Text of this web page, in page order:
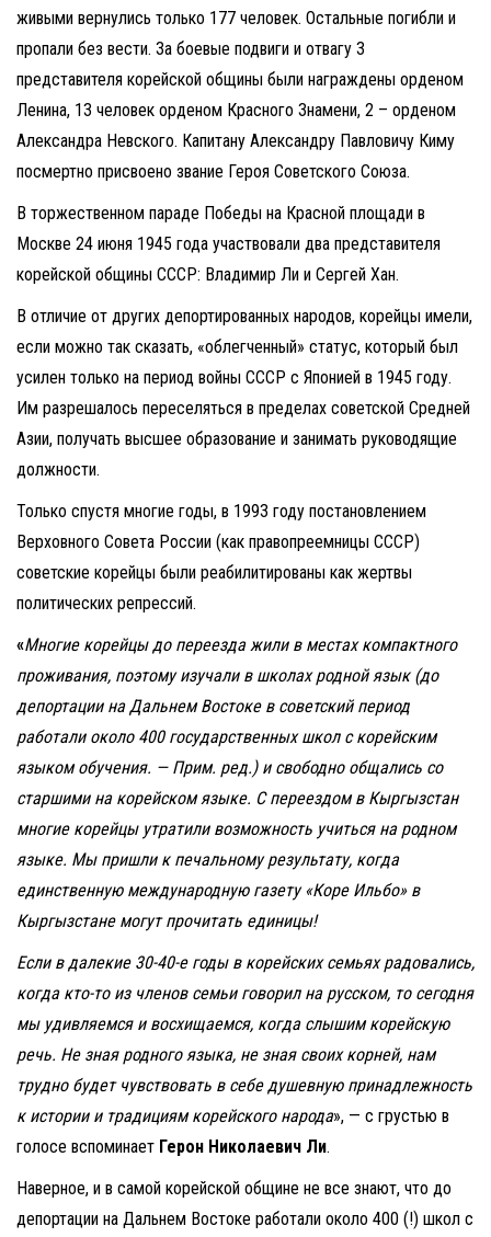
живыми вернулись только 177 человек. Остальные погибли и
пропали без вести. За боевые подвиги и отвагу 3
представителя корейской общины были награждены орденом
Ленина, 13 человек орденом Красного Знамени, 2 – орденом
Александра Невского. Капитану Александру Павловичу Киму
посмертно присвоено звание Героя Советского Союза.
В торжественном параде Победы на Красной площади в
Москве 24 июня 1945 года участвовали два представителя
корейской общины СССР: Владимир Ли и Сергей Хан.
В отличие от других депортированных народов, корейцы имели,
если можно так сказать, «облегченный» статус, который был
усилен только на период войны СССР с Японией в 1945 году.
Им разрешалось переселяться в пределах советской Средней
Азии, получать высшее образование и занимать руководящие
должности.
Только спустя многие годы, в 1993 году постановлением
Верховного Совета России (как правопреемницы СССР)
советские корейцы были реабилитированы как жертвы
политических репрессий.
«Многие корейцы до переезда жили в местах компактного
проживания, поэтому изучали в школах родной язык (до
депортации на Дальнем Востоке в советский период
работали около 400 государственных школ с корейским
языком обучения. — Прим. ред.) и свободно общались со
старшими на корейском языке. С переездом в Кыргызстан
многие корейцы утратили возможность учиться на родном
языке. Мы пришли к печальному результату, когда
единственную международную газету «Коре Ильбо» в
Кыргызстане могут прочитать единицы!
Если в далекие 30-40-е годы в корейских семьях радовались,
когда кто-то из членов семьи говорил на русском, то сегодня
мы удивляемся и восхищаемся, когда слышим корейскую
речь. Не зная родного языка, не зная своих корней, нам
трудно будет чувствовать в себе душевную принадлежность
к истории и традициям корейского народа», — с грустью в
голосе вспоминает Герон Николаевич Ли.
Наверное, и в самой корейской общине не все знают, что до
депортации на Дальнем Востоке работали около 400 (!) школ с